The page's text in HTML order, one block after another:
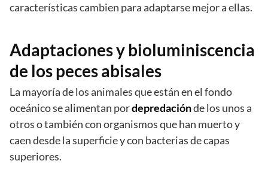
características cambien para adaptarse mejor a ellas.
Adaptaciones y bioluminiscencia
de los peces abisales
La mayoría de los animales que están en el fondo
oceánico se alimentan pordepredaciónde los unos a
otros o también con organismos que han muerto y
caen desde la superficie y con bacterias de capas
superiores.